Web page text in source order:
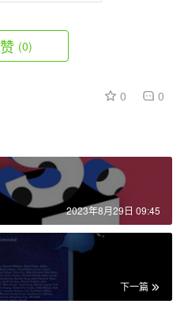
赞 (0)
0 0
2023年8月29日 09:45
下一篇